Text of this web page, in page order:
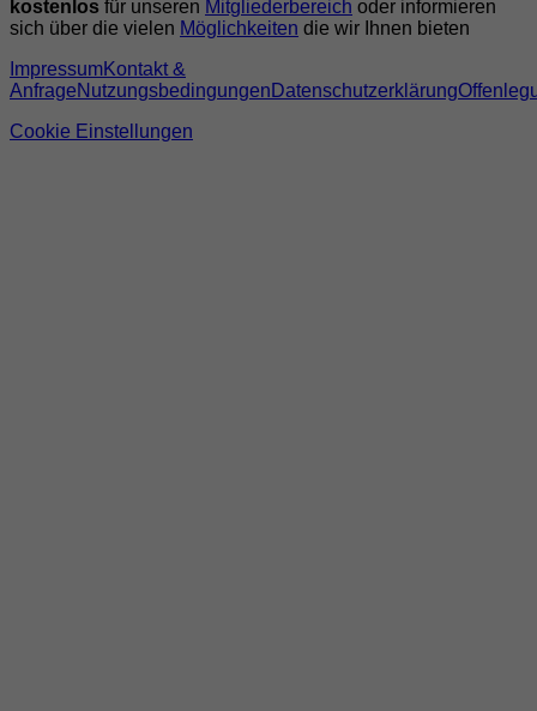
kostenlos für unseren Mitgliederbereich oder informieren
sich über die vielen Möglichkeiten die wir Ihnen bieten
ImpressumKontakt &
AnfrageNutzungsbedingungen Datenschutzerklärung
Cookie Einstellungen